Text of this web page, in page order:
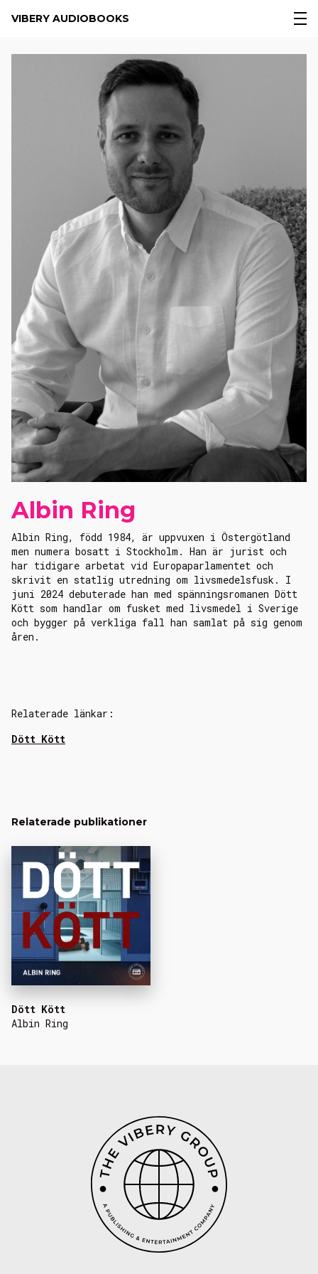
VIBERY AUDIOBOOKS
Albin Ring
Albin Ring, född 1984, är uppvuxen i Östergötland
men numera bosatt i Stockholm. Han är jurist och
har tidigare arbetat vid Europaparlamentet och
skrivit en statlig utredning om livsmedelsfusk. I
juni 2024 debuterade han med spänningsromanen Dött
Kött som handlar om fusket med livsmedel i Sverige
och bygger på verkliga fall han samlat på sig genom
åren.
Relaterade länkar:
Dött Kött
Relaterade publikationer
Dött Kött
Albin Ring